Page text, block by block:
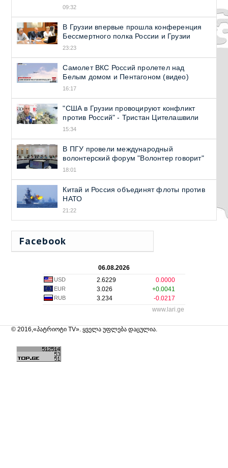
09:32
В Грузии впервые прошла конференция
Бессмертного полка России и Грузии
23:23
Самолет ВКС Россий пролетел над
Белым домом и Пентагоном (видео)
16:17
"США в Грузии провоцируют конфликт
против Россий" - Тристан Цителашвили
15:34
В ПГУ провели международный
волонтерский форум "Волонтер говорит"
18:01
Китай и Россия объединят флоты против
НАТО
21:22
Facebook
06.08.2026
USD 2.6229 0.0000
EUR 3.026 +0.0041
RUB 3.234
-0.0217
www.lari.ge
© 2016,«პატრიოტი TV». ყველა უფლება დაცულია.